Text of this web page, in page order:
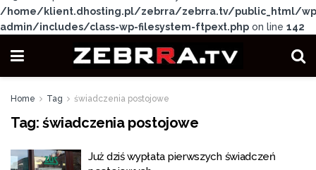
/home/klient.dhosting.pl/zebrra/zebrra.tv/public_html/
admin/includes/class-wp-filesystem-ftpext.php on line 142
Home Tag świadczenia postojowe
Tag: świadczenia postojowe
Już dziś wypłata pierwszych świadczeń